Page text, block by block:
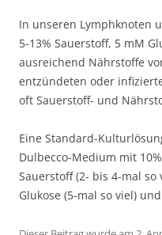
In unseren Lymphknoten
5-13% Sauerstoff, 5 mM
ausreichend Nährstoffe
entzündeten oder
oft Sauerstoff- und
Eine Standard-
Dulbecco-Medium mit
Sauerstoff (2- bis 4-mal
Glukose (5-mal so viel)